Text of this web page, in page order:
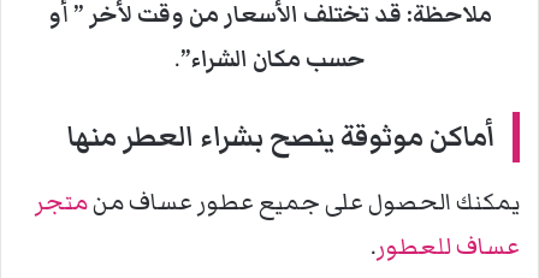
ملاحظة: قد تختلف الأسعار من وقت لأخر ” أو
حسب مكان الشراء”.
أماكن موثوقة ينصح بشراء العطر منها
يمكنك الحصول على جميع عطور عساف منمتجر
عساف للعطور.